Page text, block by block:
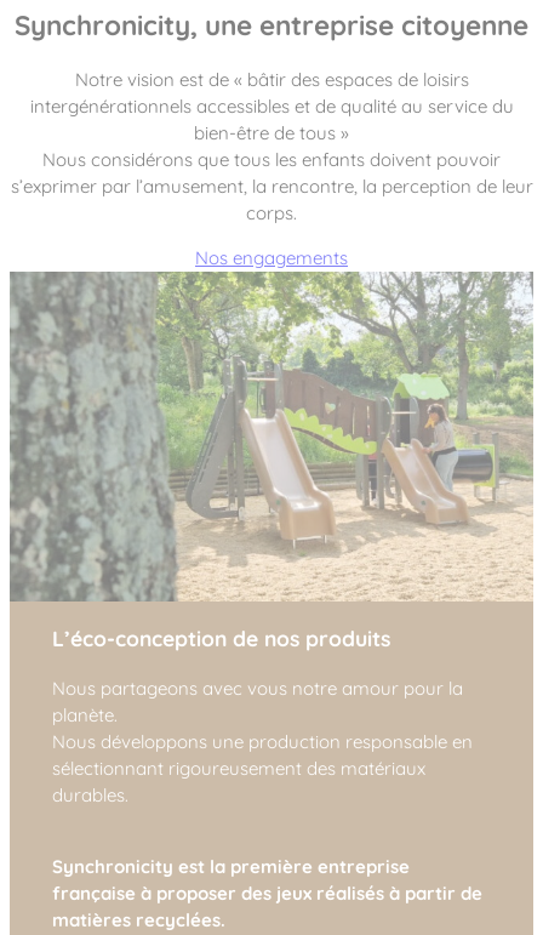
Synchronicity, une entreprise citoyenne
Notre vision est de « bâtir des espaces de loisirs
intergénérationnels accessibles et de qualité au service du
bien-être de tous »
Nous considérons que tous les enfants doivent pouvoir
s’exprimer par l’amusement, la rencontre, la perception de leur
corps.
Nos engagements
L’éco-conception de nos produits
Nous partageons avec vous notre amour pour la
planète.
Nous développons une production responsable en
sélectionnant rigoureusement des matériaux
durables.
Synchronicity est la première entreprise
française à proposer des jeux réalisés à partir de
matières recyclées.